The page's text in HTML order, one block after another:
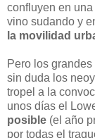
confluyen en
vino sudando y
la movilidad
Pero los
sin duda los
tropel a la
unos días el
posible (el año
por todas el